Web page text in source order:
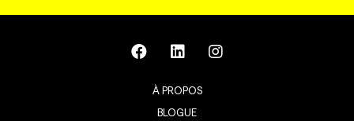
À PROPOS
BLOGUE